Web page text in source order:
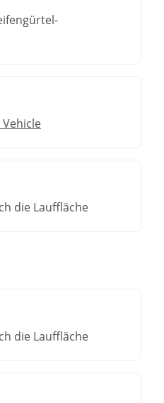
die Lauffläche
die Lauffläche